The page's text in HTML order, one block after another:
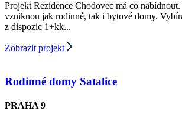
Projekt Rezidence Chodovec má co
vzniknou jak rodinné, tak i bytové domy.
z dispozic 1+kk...
Zobrazit projekt
Rodinné domy Satalice
PRAHA 9